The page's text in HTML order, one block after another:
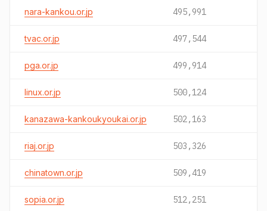
nara-kankou.or.jp 495,991
tvac.or.jp 497,544
pga.or.jp 499,914
linux.or.jp 500,124
kanazawa-kankoukyoukai.or.jp 502,163
riaj.or.jp 503,326
chinatown.or.jp 509,419
sopia.or.jp 512,251